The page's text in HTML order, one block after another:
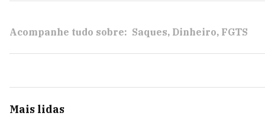
Acompanhe tudo sobre: Saques Dinheiro FGTS
Mais lidas